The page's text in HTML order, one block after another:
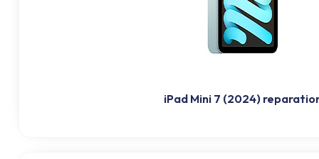
iPad Mini 7 (2024)